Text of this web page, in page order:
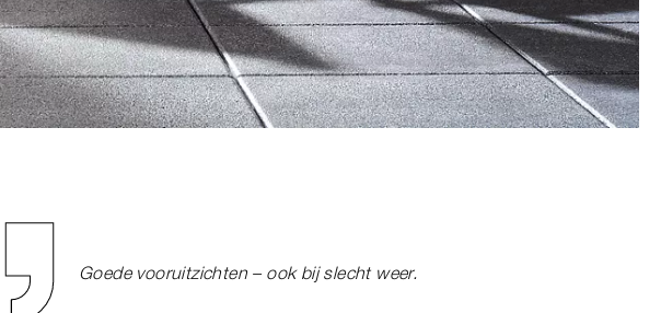
Goede vooruitzichten – ook bij slecht weer.